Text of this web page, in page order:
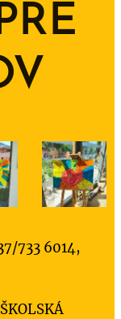
733 6014,